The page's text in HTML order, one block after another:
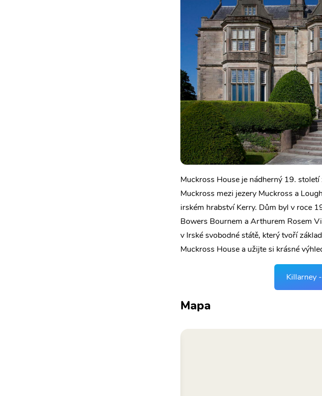
Muckross House je nádherný 19.
Muckross mezi jezery Muckross a
irském hrabství Kerry. Dům byl v roce
Bowers Bournem a Arthurem Rosem
v Irské svobodné státě, který tvoří
Muckross House a užijte si krásné
Killarney
Mapa